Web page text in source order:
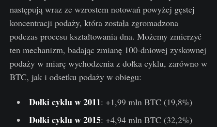
następują wraz ze wzrostem notowań powyżej gęstej
koncentracji podaży, która została zgromadzona
podczas procesu kształtowania dna. Możemy zmierzyć
ten mechanizm, badając zmianę 100-dniowej zyskownej
podaży w miarę wychodzenia z dołka cyklu, zarówno w
BTC, jak i odsetku podaży w obiegu:
Dołki cyklu w 2011: +1,99 mln BTC (19,8%)
Dołki cyklu w 2015: +4,94 mln BTC (32,2%)